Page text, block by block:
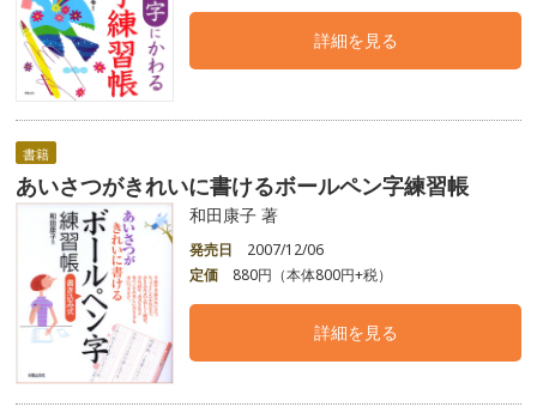
詳細を見る
書籍
あいさつがきれいに書けるボールペン字練習帳
和田康子 著
発売日
2007/12/06
定価
880円（本体800円+税）
詳細を見る